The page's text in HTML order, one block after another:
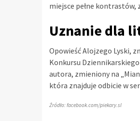
miejsce pełne
Uznanie dla
Opowieść Alojzego Lyski,
Konkursu
autora, zmieniony na
która znajduje odbicie w
Źródło: facebook.com/piekary.sl